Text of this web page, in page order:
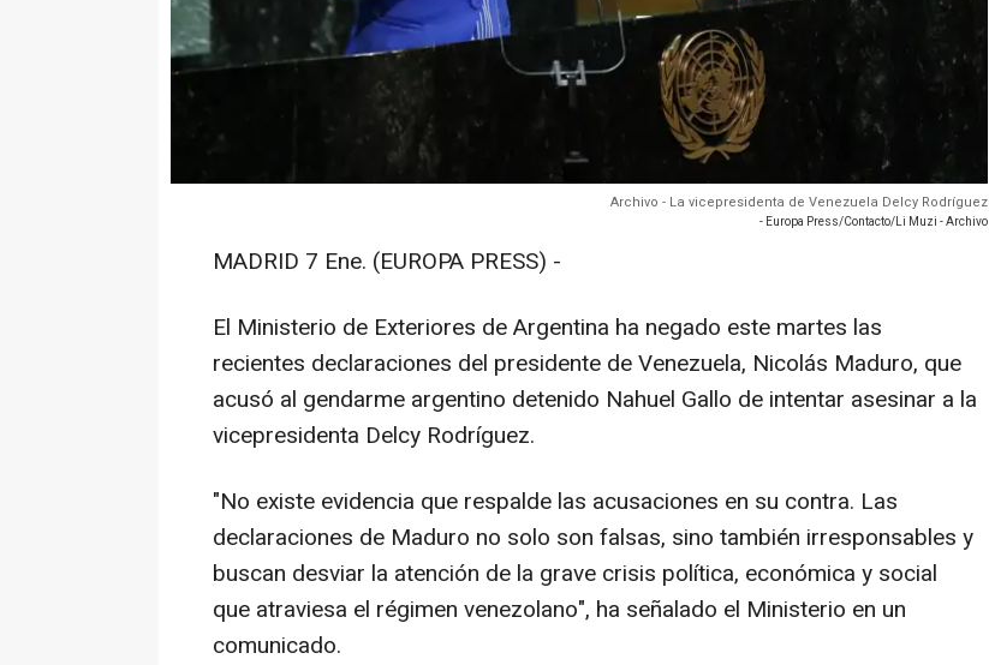
Archivo - La vicepresidenta de Venezuela Delcy Rodríguez
- Europa Press/Contacto/Li Muzi - Archivo
MADRID 7 Ene. (EUROPA PRESS) -
El Ministerio de Exteriores de Argentina ha negado este martes las
recientes declaraciones del presidente de Venezuela, Nicolás Maduro, que
acusó al gendarme argentino detenido Nahuel Gallo de intentar asesinar a la
vicepresidenta Delcy Rodríguez.
"No existe evidencia que respalde las acusaciones en su contra. Las
declaraciones de Maduro no solo son falsas, sino también irresponsables y
buscan desviar la atención de la grave crisis política, económica y social
que atraviesa el régimen venezolano", ha señalado el Ministerio en un
comunicado.